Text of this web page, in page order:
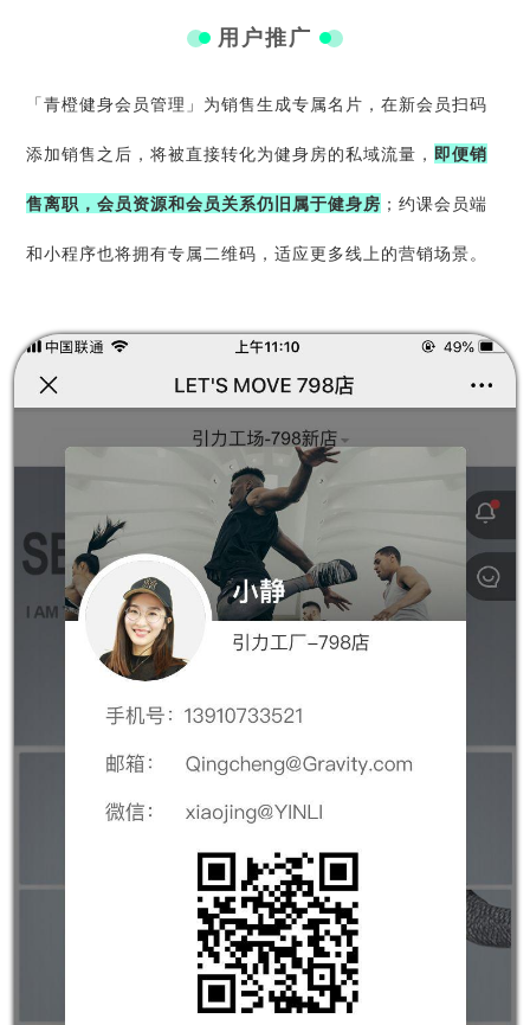
用户推广
「青橙健身会员管理」为销售生成专属名片，在新会员扫码
添加销售之后，将被直接转化为健身房的私域流量 ， 即便销
售离职，会员资源和会员关系仍旧属于健身房 ； 约课会员端
和小程序也将拥有专属二维码，适应更多线上的营销场景。